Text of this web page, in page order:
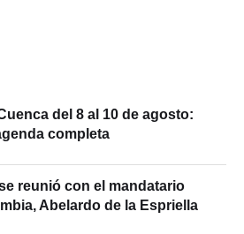
del 8 al 10 de agosto:
completa
reunió con el mandatario
Abelardo de la Espriella